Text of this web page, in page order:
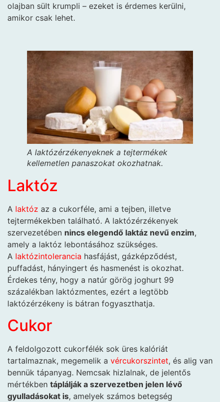
olajban sült krumpli – ezeket is érdemes kerülni,
amikor csak lehet.
A laktózérzékenyeknek a tejtermékek
kellemetlen panaszokat okozhatnak.
Laktóz
A laktóz az a cukorféle, ami a tejben, illetve
tejtermékekben található. A laktózérzékenyek
szervezetében nincs elegendő laktáz nevű enzim,
amely a laktóz lebontásához szükséges.
A laktózintolerancia hasfájást, gázképződést,
puffadást, hányingert és hasmenést is okozhat.
Érdekes tény, hogy a natúr görög joghurt 99
százalékban laktózmentes, ezért a legtöbb
laktózérzékeny is bátran fogyaszthatja.
Cukor
A feldolgozott cukorfélék sok üres kalóriát
tartalmaznak, megemelik a vércukorszintet, és alig van
bennük tápanyag. Nemcsak hizlalnak, de jelentős
mértékben táplálják a szervezetben jelen lévő
gyulladásokat is, amelyek számos betegség